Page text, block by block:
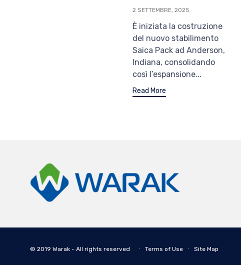
2 SETTEMBRE, 2025
È iniziata la costruzione
del nuovo stabilimento
Saica Pack ad Anderson,
Indiana, consolidando
così l’espansione...
Read More
© 2019 Warak - All rights reserved ∙ Terms of Use ∙ Site Map